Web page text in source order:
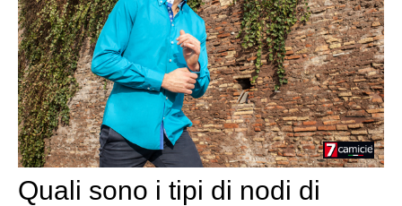
Quali sono i tipi di nodi di